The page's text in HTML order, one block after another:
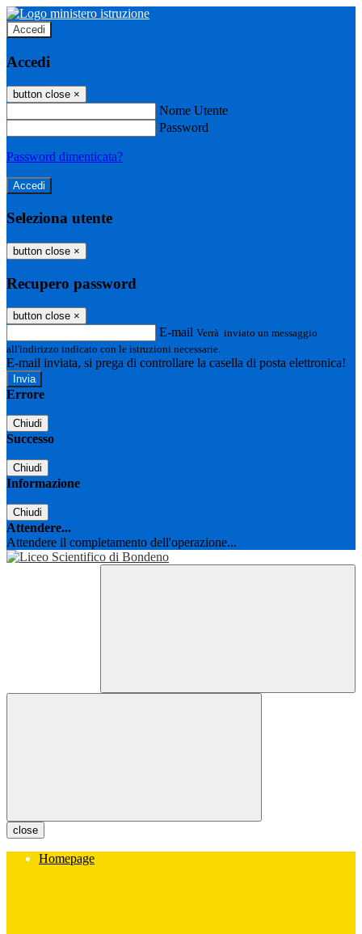
Accedi
Accedi
button close ×
Nome Utente
Password
Password dimenticata?
Seleziona utente
button close ×
Recupero password
button close ×
E-mail Verrà inviato un messaggio
all'indirizzo indicato con le istruzioni necessarie.
E-mail inviata, si prega di controllare la casella di posta elettronica!
Errore
Chiudi
Successo
Chiudi
Informazione
Chiudi
Attendere...
Attendere il completamento dell'operazione...
close
Homepage